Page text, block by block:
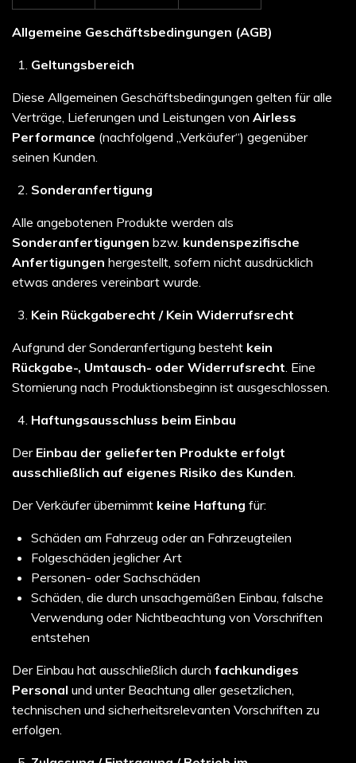
Allgemeine Geschäftsbedingungen (AGB)
Geltungsbereich
Diese Allgemeinen Geschäftsbedingungen gelten für alle
Verträge, Lieferungen und Leistungen von Airless
Performance (nachfolgend „Verkäufer“) gegenüber
seinen Kunden.
Sonderanfertigung
Alle angebotenen Produkte werden als
Sonderanfertigungen bzw. kundenspezifische
Anfertigungen hergestellt, sofern nicht ausdrücklich
etwas anderes vereinbart wurde.
Kein Rückgaberecht / Kein Widerrufsrecht
Aufgrund der Sonderanfertigung besteht kein
Rückgabe-, Umtausch- oder Widerrufsrecht. Eine
Stornierung nach Produktionsbeginn ist ausgeschlossen.
Haftungsausschluss beim Einbau
Der Einbau der gelieferten Produkte erfolgt
ausschließlich auf eigenes Risiko des Kunden.
Der Verkäufer übernimmt keine Haftung für:
Schäden am Fahrzeug oder an Fahrzeugteilen
Folgeschäden jeglicher Art
Personen- oder Sachschäden
Schäden, die durch unsachgemäßen Einbau, falsche
Verwendung oder Nichtbeachtung von Vorschriften
entstehen
Der Einbau hat ausschließlich durch fachkundiges
Personal und unter Beachtung aller gesetzlichen,
technischen und sicherheitsrelevanten Vorschriften zu
erfolgen.